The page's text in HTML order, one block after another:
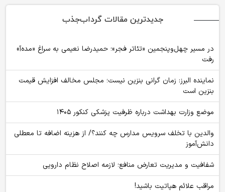
جدیدترین مقالات گرداب‌جذب
در مسیر چهل‌وپنجمین «تئاتر فجر»؛ حمیدرضا نعیمی به سراغ «مده‌آ»
رفت
نماینده البرز: زمان گرانی بنزین نیست؛ مجلس مخالف افزایش قیمت
بنزین است
موضع وزارت بهداشت درباره ظرفیت پزشکی کنکور ۱۴۰۵
والدین با تخلف سرویس مدارس چه کنند؟/ از هزینه اضافه تا معطلی
دانش‌آموز
شفافیت و مدیریت تعارض منافع؛ لازمه اصلاح نظام دارویی
مراقب علائم هپاتیت باشید!